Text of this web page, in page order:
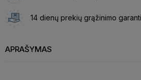
14 dienų prekių grąžinimo
APRAŠYMAS